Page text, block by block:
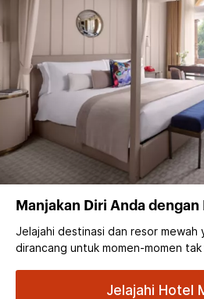
Manjakan Diri Anda dengan
Jelajahi destinasi dan resor mewah
dirancang untuk momen-momen
Jelajahi Hotel